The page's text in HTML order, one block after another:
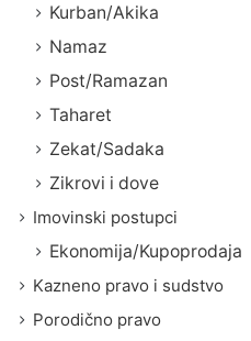
Kurban/Akika
Namaz
Post/Ramazan
Taharet
Zekat/Sadaka
Zikrovi i dove
Imovinski postupci
Ekonomija/Kupoprodaja
Kazneno pravo i sudstvo
Porodično pravo